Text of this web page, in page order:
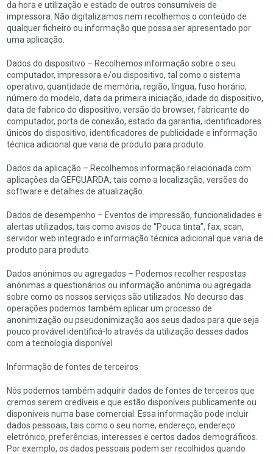
da hora e utilização e estado de outros consumíveis de
impressora. Não digitalizamos nem recolhemos o conteúdo de
qualquer ficheiro ou informação que possa ser apresentado por
uma aplicação.
Dados do dispositivo – Recolhemos informação sobre o seu
computador, impressora e/ou dispositivo, tal como o sistema
operativo, quantidade de memória, região, língua, fuso horário,
número do modelo, data da primeira iniciação, idade do dispositivo,
data de fabrico do dispositivo, versão do browser, fabricante do
computador, porta de conexão, estado da garantia, identificadores
únicos do dispositivo, identificadores de publicidade e informação
técnica adicional que varia de produto para produto.
Dados da aplicação – Recolhemos informação relacionada com
aplicações da GEFGUARDA, tais como a localização, versões do
software e detalhes de atualização.
Dados de desempenho – Eventos de impressão, funcionalidades e
alertas utilizados, tais como avisos de “Pouca tinta”, fax, scan,
servidor web integrado e informação técnica adicional que varia de
produto para produto.
Dados anónimos ou agregados – Podemos recolher respostas
anónimas a questionários ou informação anónima ou agregada
sobre como os nossos serviços são utilizados. No decurso das
operações podemos também aplicar um processo de
anonimização ou pseudonimização aos seus dados para que seja
pouco provável identificá-lo através da utilização desses dados
com a tecnologia disponível
Informação de fontes de terceiros
Nós podemos também adquirir dados de fontes de terceiros que
cremos serem credíveis e que estão disponíveis publicamente ou
disponíveis numa base comercial. Essa informação pode incluir
dados pessoais, tais como o seu nome, endereço, endereço
eletrónico, preferências, interesses e certos dados demográficos.
Por exemplo, os dados pessoais podem ser recolhidos quando